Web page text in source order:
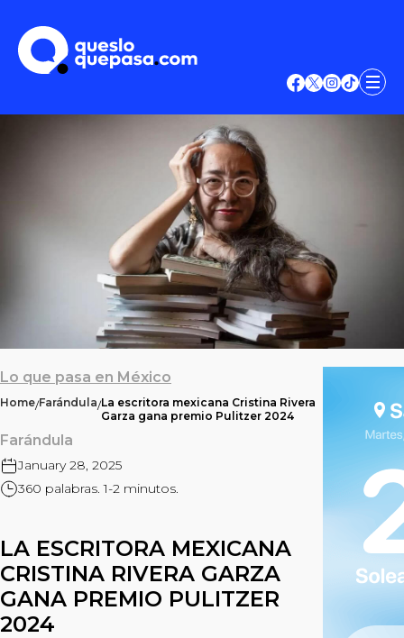
Lo que pasa en México
Home/Farándula/La escritora mexicana Cristina Rivera
Garza gana premio Pulitzer 2024
Farándula
January 28, 2025
360 palabras. 1-2 minutos.
LA ESCRITORA MEXICANA
CRISTINA RIVERA GARZA
GANA PREMIO PULITZER
2024